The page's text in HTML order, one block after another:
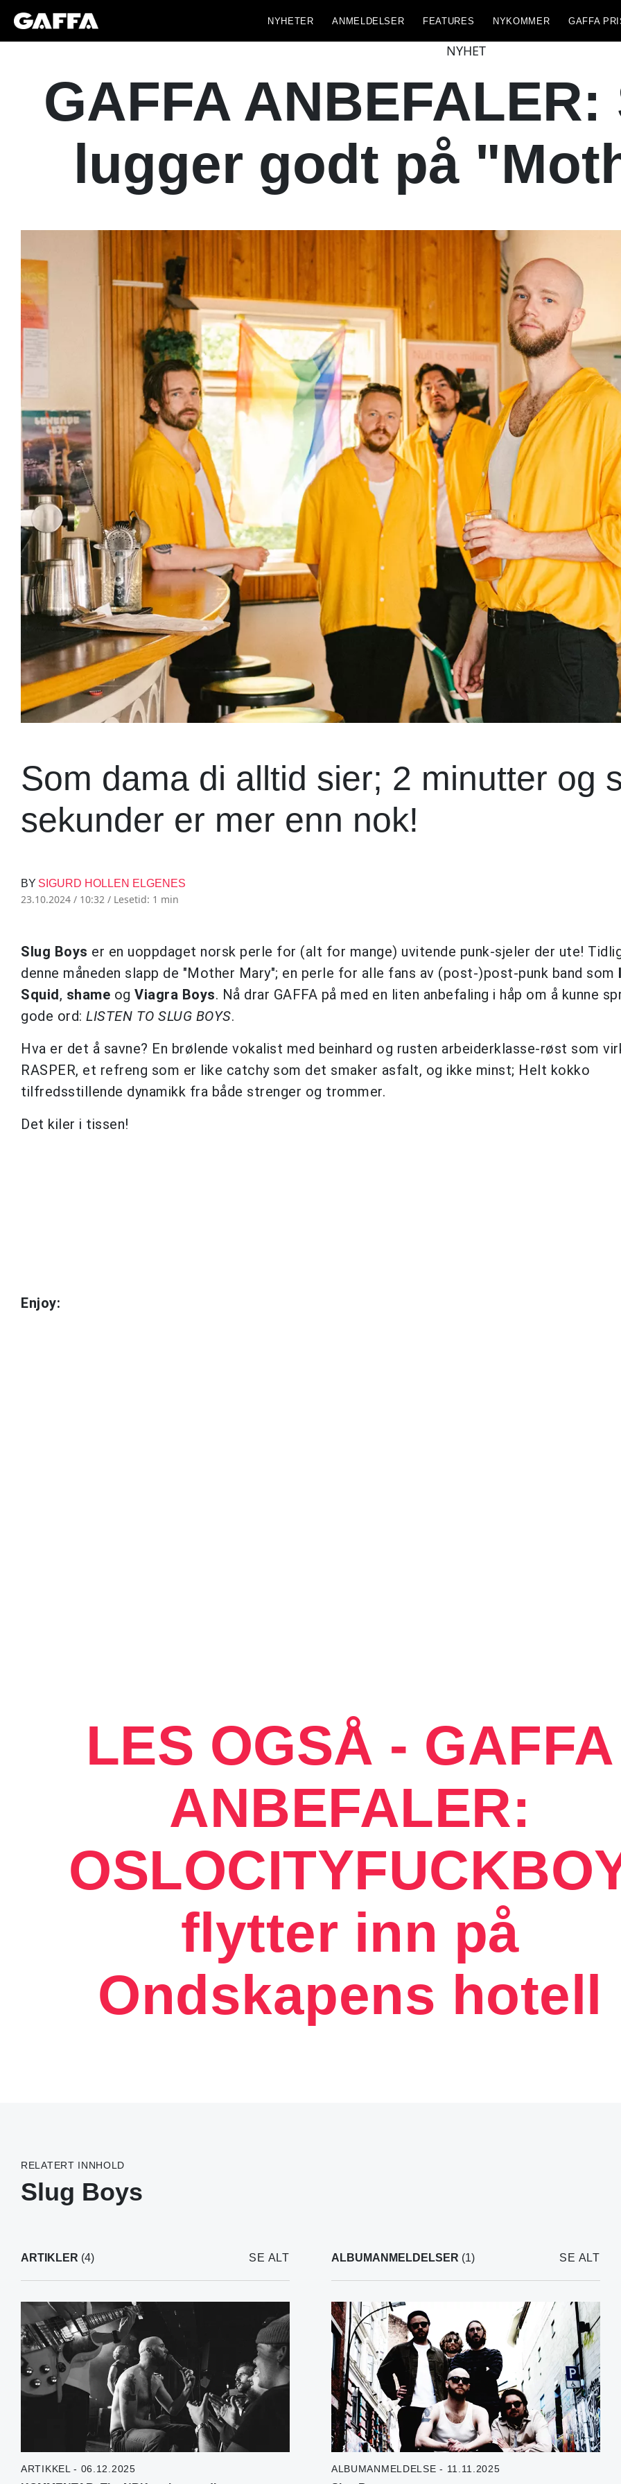
NYHETER ANMELDELSER FEATURES NYKOMMER GAFFA
NYHET
GAFFA
lugger godt på
Som dama di alltid sier; 2 minutter og
sekunder er mer enn nok!
BY SIGURD HOLLEN ELGENES
23.10.2024 / 10:32 / Lesetid: 1 min
Slug Boys er en uoppdaget norsk perle for (alt for mange) uvitende punk-sjeler der ute!
denne måneden slapp de "Mother Mary"; en perle for alle fans av (post-)post-punk band som
Squid, shame og Viagra Boys. Nå drar GAFFA på med en liten anbefaling i håp om å kunne
gode ord: LISTEN TO SLUG BOYS.
Hva er det å savne? En brølende vokalist med beinhard og rusten arbeiderklasse-røst som
RASPER, et refreng som er like catchy som det smaker asfalt, og ikke minst; Helt kokko
tilfredsstillende dynamikk fra både strenger og trommer.
Det kiler i tissen!
Enjoy:
LES OGSÅ - GAFFA
ANBEFALER:
flytter inn på
Ondskapens hotell
RELATERT INNHOLD
Slug Boys
ARTIKLER (4) SE ALT
ARTIKKEL - 06.12.2025
ALBUMANMELDELSER (1) SE ALT
ALBUMANMELDELSE - 11.11.2025